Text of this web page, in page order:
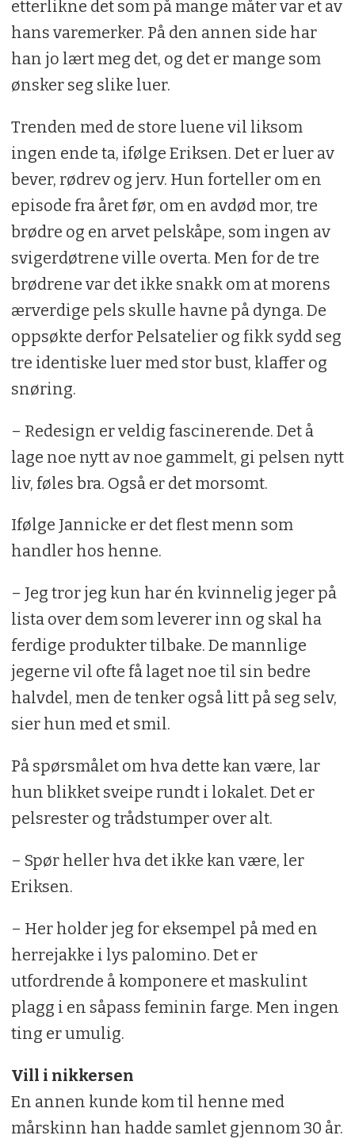
etterlikne det som på mange måter var et av
hans varemerker. På den annen side har
han jo lært meg det, og det er mange som
ønsker seg slike luer.
Trenden med de store luene vil liksom
ingen ende ta, ifølge Eriksen. Det er luer av
bever, rødrev og jerv. Hun forteller om en
episode fra året før, om en avdød mor, tre
brødre og en arvet pelskåpe, som ingen av
svigerdøtrene ville overta. Men for de tre
brødrene var det ikke snakk om at morens
ærverdige pels skulle havne på dynga. De
oppsøkte derfor Pelsatelier og fikk sydd seg
tre identiske luer med stor bust, klaffer og
snøring.
– Redesign er veldig fascinerende. Det å
lage noe nytt av noe gammelt, gi pelsen nytt
liv, føles bra. Også er det morsomt.
Ifølge Jannicke er det flest menn som
handler hos henne.
– Jeg tror jeg kun har én kvinnelig jeger på
lista over dem som leverer inn og skal ha
ferdige produkter tilbake. De mannlige
jegerne vil ofte få laget noe til sin bedre
halvdel, men de tenker også litt på seg selv,
sier hun med et smil.
På spørsmålet om hva dette kan være, lar
hun blikket sveipe rundt i lokalet. Det er
pelsrester og trådstumper over alt.
– Spør heller hva det ikke kan være, ler
Eriksen.
– Her holder jeg for eksempel på med en
herrejakke i lys palomino. Det er
utfordrende å komponere et maskulint
plagg i en såpass feminin farge. Men ingen
ting er umulig.
Vill i nikkersen
En annen kunde kom til henne med
mårskinn han hadde samlet gjennom 30 år.